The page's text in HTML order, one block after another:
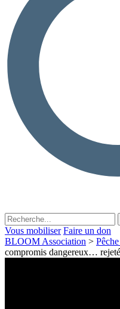
Vous mobiliser Faire un don
BLOOM Association >
compromis dangereux…